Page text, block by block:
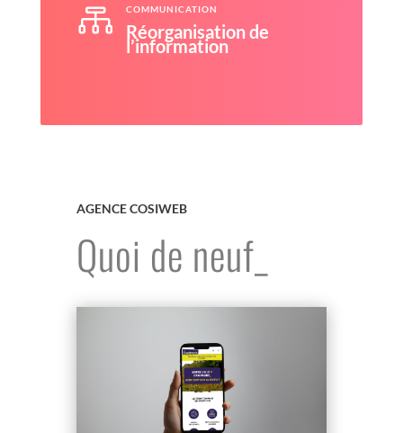
 COMMUNICATION
Réorganisation de
l’information
AGENCE COSIWEB
Quoi de neuf_